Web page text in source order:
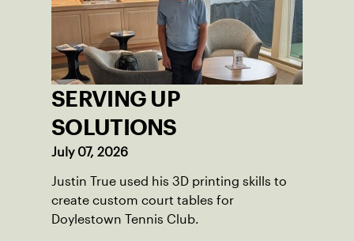
and abilities come together through
tennis.
SERVING UP
SOLUTIONS
July 07, 2026
Justin True used his 3D printing skills to
create custom court tables for
Doylestown Tennis Club.